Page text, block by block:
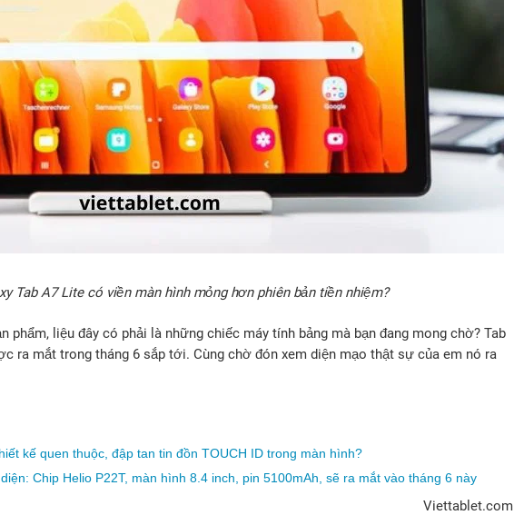
Tab A7 Lite có viền màn hình mỏng hơn phiên bản tiền nhiệm?
phẩm, liệu đây có phải là những chiếc máy tính bảng mà bạn đang mong chờ? Tab
ra mắt trong tháng 6 sắp tới. Cùng chờ đón xem diện mạo thật sự của em nó ra
kế quen thuộc, đập tan tin đồn TOUCH ID trong màn hình?
Chip Helio P22T, màn hình 8.4 inch, pin 5100mAh, sẽ ra mắt vào tháng 6 này
Viettablet.com